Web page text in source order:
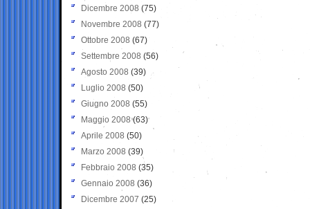
Dicembre 2008 (75)
Novembre 2008 (77)
Ottobre 2008 (67)
Settembre 2008 (56)
Agosto 2008 (39)
Luglio 2008 (50)
Giugno 2008 (55)
Maggio 2008(63)
Aprile 2008 (50)
Marzo 2008 (39)
Febbraio 2008 (35)
Gennaio 2008 (36)
Dicembre 2007 (25)